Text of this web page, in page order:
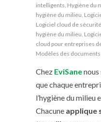
intelligents, Hygiène du
hygiène du milieu,
Logiciel cloud de
hygiène du milieu,
cloud pour entreprises
Modèles des documents
Chez EviSane
que chaque
l’hygiène du milieu
Chacune applique